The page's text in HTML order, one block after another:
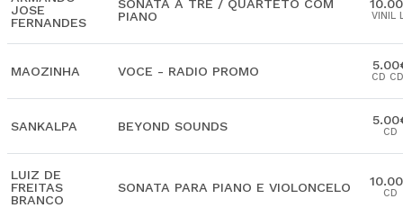
JOSE
FERNANDES
SONATA A TRE / QUARTETO COM
PIANO
VINIL
MAOZINHA VOCE - RADIO PROMO CD
SANKALPA BEYOND SOUNDS CD
LUIZ DE
FREITAS
BRANCO
SONATA PARA PIANO E VIOLONCELO CD